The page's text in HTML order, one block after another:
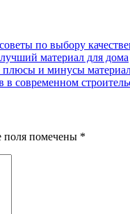
по выбору
материал для дома
плюсы и минусы
современном
поля помечены *